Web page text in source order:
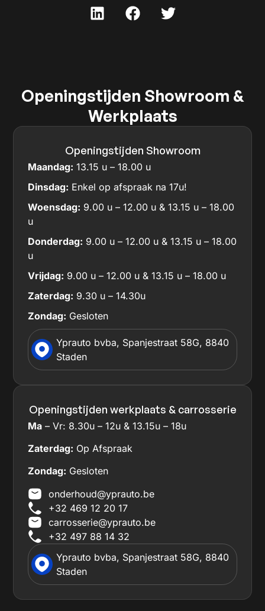
Openingstijden Showroom &
Werkplaats
Openingstijden Showroom
Maandag: 13.15 u – 18.00 u
Dinsdag: Enkel op afspraak na 17u!
Woensdag: 9.00 u – 12.00 u & 13.15 u – 18.00
u
Donderdag: 9.00 u – 12.00 u & 13.15 u – 18.00
u
Vrijdag: 9.00 u – 12.00 u & 13.15 u – 18.00 u
Zaterdag: 9.30 u – 14.30u
Zondag: Gesloten
Yprauto bvba, Spanjestraat 58G, 8840
Staden
Openingstijden werkplaats & carrosserie
Ma – Vr: 8.30u – 12u & 13.15u – 18u
Zaterdag: Op Afspraak
Zondag: Gesloten
onderhoud@yprauto.be
+32 469 12 20 17
carrosserie@yprauto.be
+32 497 88 14 32
Yprauto bvba, Spanjestraat 58G, 8840
Staden